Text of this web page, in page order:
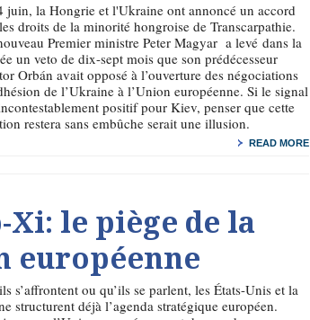
juin, la Hongrie et l'Ukraine ont annoncé un accord
droits de la minorité hongroise de Transcarpathie.
Premier ministre Peter Magyar a levé dans la
un veto de dix-sept mois que son prédécesseur
Orbán avait opposé à l’ouverture des négociations
de l’Ukraine à l’Union européenne. Si le signal
positif pour Kiev, penser que cette
restera sans embûche serait une illusion.
READ MORE
le piège de la
européenne
s’affrontent ou qu’ils se parlent, les États-Unis et la
structurent déjà l’agenda stratégique européen.